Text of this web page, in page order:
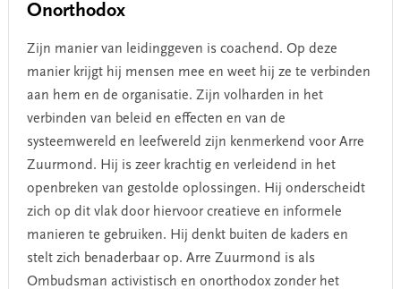
Onorthodox
Zijn manier van leidinggeven is coachend. Op deze
manier krijgt hij mensen mee en weet hij ze te verbinden
aan hem en de organisatie. Zijn volharden in het
verbinden van beleid en effecten en van de
systeemwereld en leefwereld zijn kenmerkend voor Arre
Zuurmond. Hij is zeer krachtig en verleidend in het
openbreken van gestolde oplossingen. Hij onderscheidt
zich op dit vlak door hiervoor creatieve en informele
manieren te gebruiken. Hij denkt buiten de kaders en
stelt zich benaderbaar op. Arre Zuurmond is als
Ombudsman activistisch en onorthodox zonder het